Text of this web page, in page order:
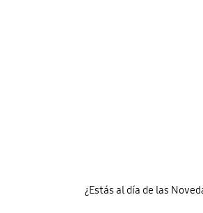
¿Estás al día de las